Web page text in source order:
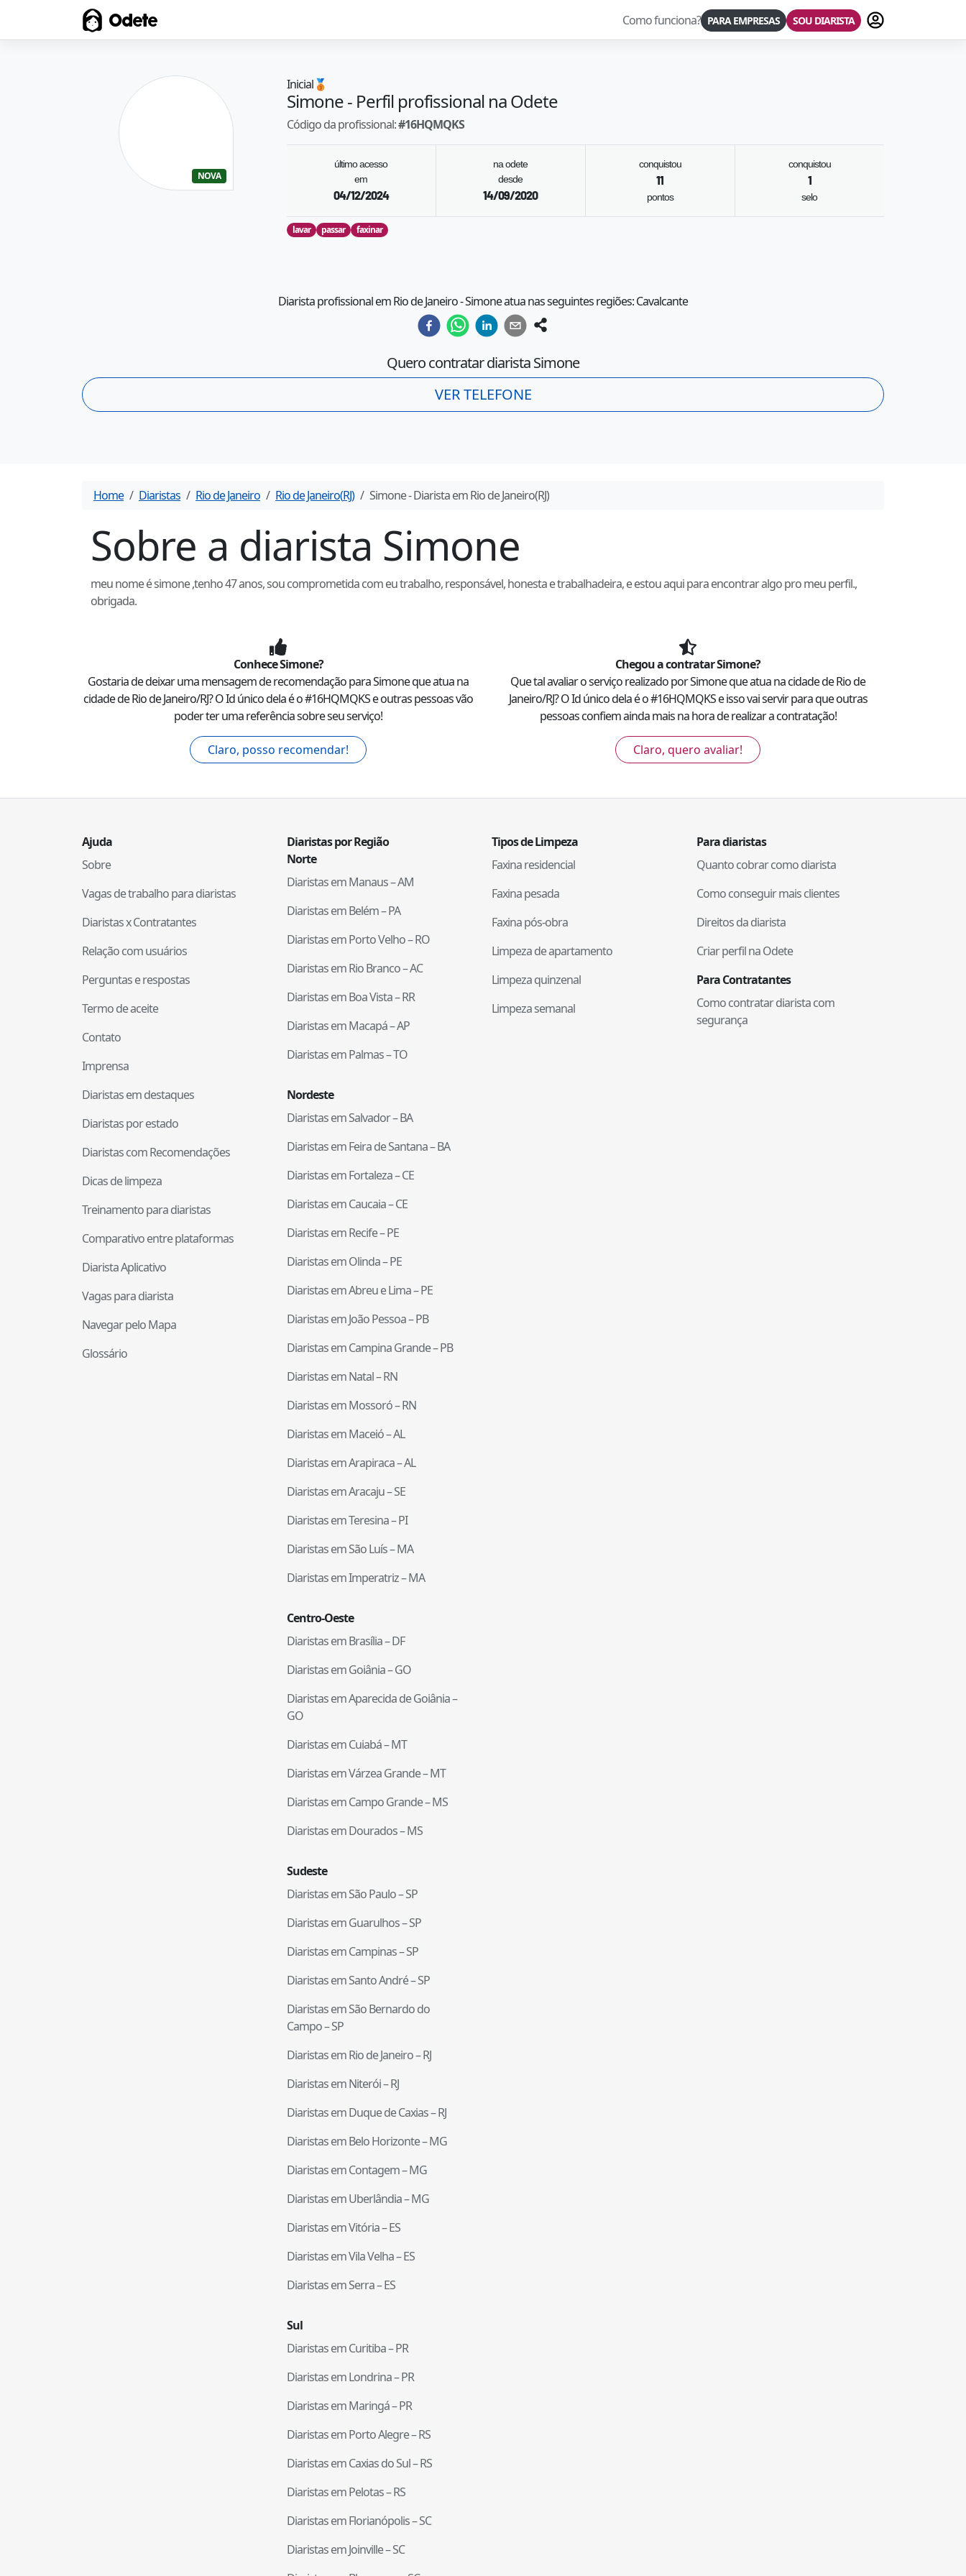
Odete Como funciona? PARA EMPRESAS SOU DIARISTA Fazer login
NOVA
Inicial🥉
Simone- Perfil profissional na Odete
Código da profissional:#16HQMQKS
último acesso
em
04/12/2024
na odete
desde
14/09/2020
conquistou
11
pontos
conquistou
1
selo
lavar passar faxinar
Diarista profissional em Rio de Janeiro - Simone atua nas seguintes regiões: Cavalcante
Quero contratar diaristaSimone
VER TELEFONE
Home Diaristas Rio de Janeiro Rio de Janeiro(RJ) Simone- Diarista emRio de Janeiro(RJ)
Sobre a diarista Simone
meu nome é simone ,tenho 47 anos, sou comprometida com eu trabalho, responsável, honesta e trabalhadeira, e estou aqui para encontrar algo pro meu perfil.,
obrigada.
ConheceSimone?
Gostaria de deixar uma mensagem de recomendação paraSimoneque atua na
cidade deRio de Janeiro/RJ? O Id único dela é o #16HQMQKSe outras pessoas vão
poder ter uma referência sobre seu serviço!
Claro, posso recomendar!
Chegou a contratarSimone?
Que tal avaliar o serviço realizado porSimoneque atua na cidade deRio de
Janeiro/RJ? O Id único dela é o #16HQMQKSe isso vai servir para que outras
pessoas confiem ainda mais na hora de realizar a contratação!
Claro, quero avaliar!
Ajuda
Sobre
Vagas de trabalho para diaristas
Diaristas x Contratantes
Relação com usuários
Perguntas e respostas
Termo de aceite
Contato
Imprensa
Diaristas em destaques
Diaristas por estado
Diaristas com Recomendações
Dicas de limpeza
Treinamento para diaristas
Comparativo entre plataformas
Diarista Aplicativo
Vagas para diarista
Navegar pelo Mapa
Glossário
Diaristas por Região
Norte
Diaristas emManaus–AM
Diaristas emBelém–PA
Diaristas emPorto Velho–RO
Diaristas emRio Branco–AC
Diaristas emBoa Vista–RR
Diaristas emMacapá–AP
Diaristas emPalmas–TO
Nordeste
Diaristas emSalvador–BA
Diaristas emFeira de Santana–BA
Diaristas emFortaleza–CE
Diaristas emCaucaia–CE
Diaristas emRecife–PE
Diaristas emOlinda–PE
Diaristas emAbreu e Lima–PE
Diaristas emJoão Pessoa–PB
Diaristas emCampina Grande–PB
Diaristas emNatal–RN
Diaristas emMossoró–RN
Diaristas emMaceió–AL
Diaristas emArapiraca–AL
Diaristas emAracaju–SE
Diaristas emTeresina–PI
Diaristas emSão Luís–MA
Diaristas emImperatriz–MA
Centro-Oeste
Diaristas emBrasília–DF
Diaristas emGoiânia–GO
Diaristas emAparecida de Goiânia–
GO
Diaristas emCuiabá–MT
Diaristas emVárzea Grande–MT
Diaristas emCampo Grande–MS
Diaristas emDourados–MS
Sudeste
Diaristas emSão Paulo–SP
Diaristas emGuarulhos–SP
Diaristas emCampinas–SP
Diaristas emSanto André–SP
Diaristas emSão Bernardo do
Campo–SP
Diaristas emRio de Janeiro–RJ
Diaristas emNiterói–RJ
Diaristas emDuque de Caxias–RJ
Diaristas emBelo Horizonte–MG
Diaristas emContagem–MG
Diaristas emUberlândia–MG
Diaristas emVitória–ES
Diaristas emVila Velha–ES
Diaristas emSerra–ES
Sul
Diaristas emCuritiba–PR
Diaristas emLondrina–PR
Diaristas emMaringá–PR
Diaristas emPorto Alegre–RS
Diaristas emCaxias do Sul–RS
Diaristas emPelotas–RS
Diaristas emFlorianópolis–SC
Diaristas emJoinville–SC
Tipos de Limpeza
Faxina residencial
Faxina pesada
Faxina pós-obra
Limpeza de apartamento
Limpeza quinzenal
Limpeza semanal
Para diaristas
Quanto cobrar como diarista
Como conseguir mais clientes
Direitos da diarista
Criar perfil na Odete
Para Contratantes
Como contratar diarista com
segurança